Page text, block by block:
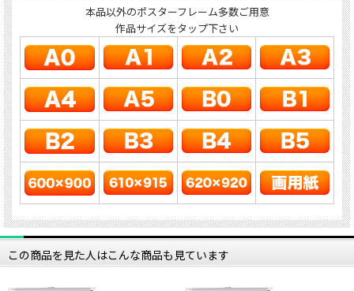
本品以外のポスターフレーム多数ご用意
作品サイズをタップ下さい
この商品を見た人はこんな商品も見ています